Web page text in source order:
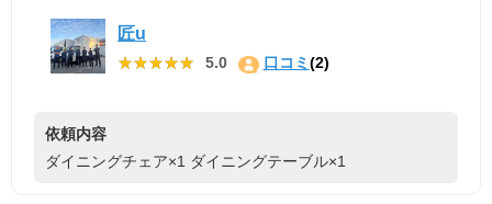
匠u
★★★★★
★★★★★ 5.0 口コミ(2)
依頼内容
ダイニングチェア×1 ダイニングテーブル×1